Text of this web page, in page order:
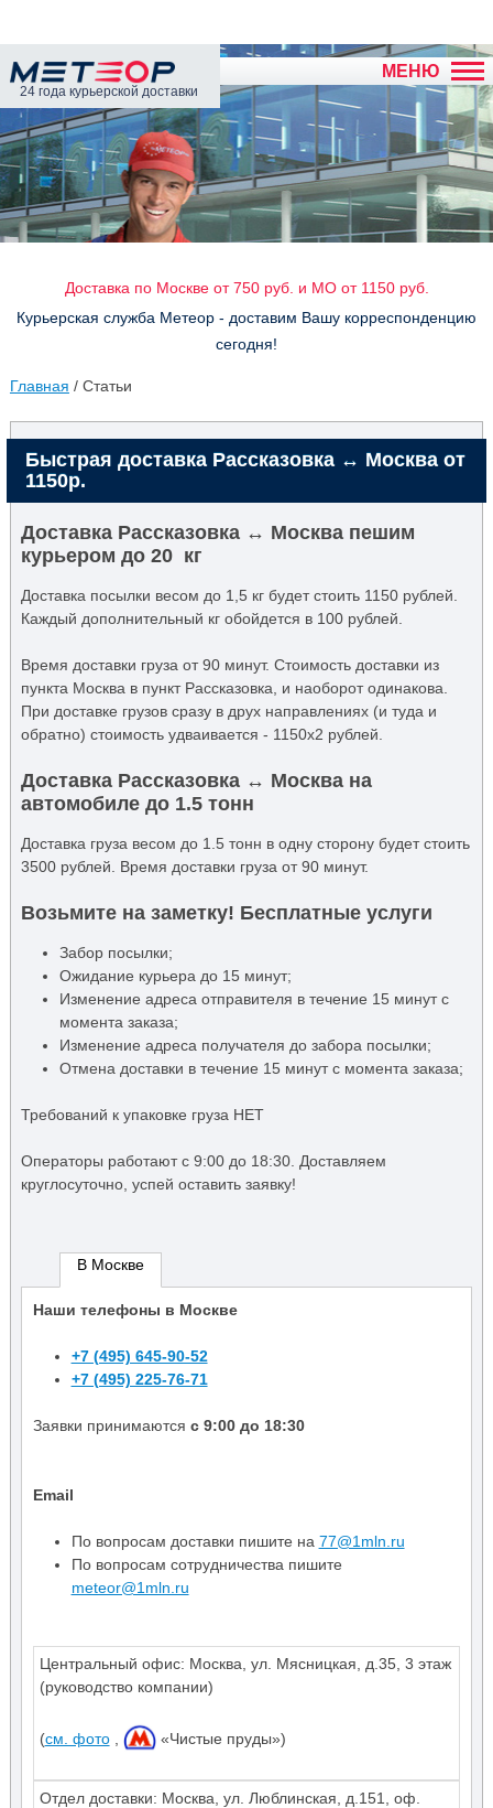
24 года курьерской доставки
МЕНЮ
Доставка по Москве от 750 руб. и МО от 1150 руб.
Курьерская служба Метеор - доставим Вашу корреспонденцию
сегодня!
Главная / Статьи
Быстрая доставка Рассказовка ↔ Москва от
1150р.
Доставка Рассказовка ↔ Москва пешим
курьером до 20 кг
Доставка посылки весом до 1,5 кг будет стоить 1150 рублей.
Каждый дополнительный кг обойдется в 100 рублей.
Время доставки груза от 90 минут. Стоимость доставки из
пункта Москва в пункт Рассказовка, и наоборот одинакова.
При доставке грузов сразу в друх направлениях (и туда и
обратно) стоимость удваивается - 1150x2 рублей.
Доставка Рассказовка ↔ Москва на
автомобиле до 1.5 тонн
Доставка груза весом до 1.5 тонн в одну сторону будет стоить
3500 рублей. Время доставки груза от 90 минут.
Возьмите на заметку! Бесплатные услуги
Забор посылки;
Ожидание курьера до 15 минут;
Изменение адреса отправителя в течение 15 минут с
момента заказа;
Изменение адреса получателя до забора посылки;
Отмена доставки в течение 15 минут с момента заказа;
Требований к упаковке груза НЕТ
Операторы работают c 9:00 до 18:30. Доставляем
круглосуточно, успей оставить заявку!
В Москве
Наши телефоны в Москве
+7 (495) 645-90-52
+7 (495) 225-76-71
Заявки принимаются с 9:00 до 18:30
Email
По вопросам доставки пишите на 77@1mln.ru
По вопросам сотрудничества пишите
meteor@1mln.ru
Центральный офис: Москва ул. Мясницкая, д.35, 3 этаж
(руководство компании)
(см. фото, «Чистые пруды»)
Отдел доставки: Москва, ул. Люблинская, д.151, оф.